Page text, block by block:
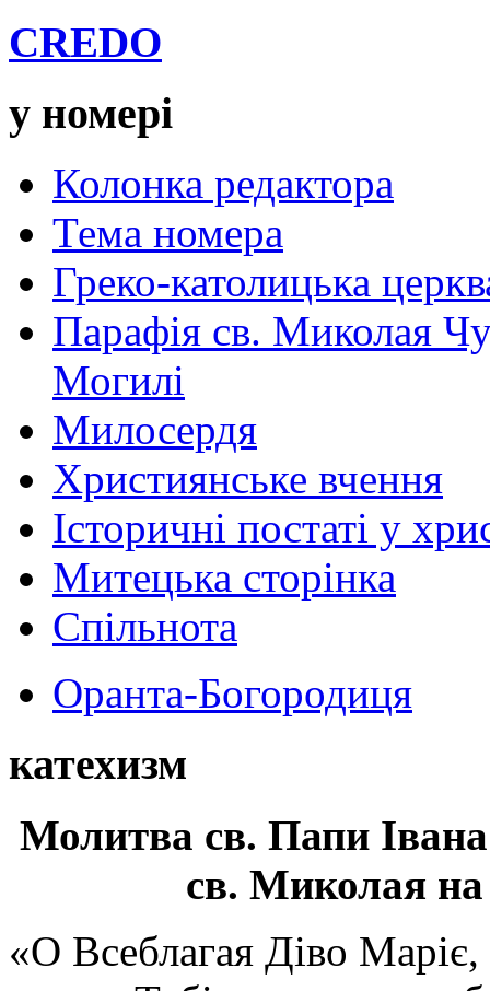
CREDO
у номері
Колонка редактора
Тема номера
Греко-католицька
Парафія св. Миколая
Могилі
Милосердя
Християнське вчення
Історичні постаті у
Митецька сторінка
Спільнота
Оранта-Богородиця
катехизм
Молитва св. Папи
св. Миколая на
«О Всеблагая Діво